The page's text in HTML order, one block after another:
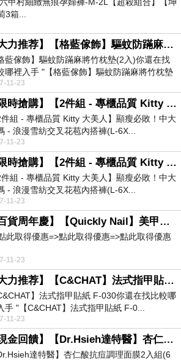
3箱...
【大力推荐】【格藍傢飾】驅蚊防蹣麻將竹枕墊(2入)
藍傢飾】驅蚊防蹣麻將竹枕墊(2入)你還在找
哪裡入手 "【格藍傢飾】驅蚊防蹣麻將竹枕墊
)...
11-23
【限時搶購】【2件組 - 專櫃品質 Kitty 大美人】顯瘦必敗！中大尺碼 - 浪漫雪紡交叉花苞內搭褲(L-6XL)
件組 - 專櫃品質 Kitty 大美人】顯瘦必敗！中大
- 浪漫雪紡交叉花苞內搭褲(L-6X...
11-23
【限時搶購】【2件組 - 專櫃品質 Kitty 大美人】顯瘦必敗！中大尺碼 - 浪漫雪紡交叉花苞內搭褲(L-6XL)
件組 - 專櫃品質 Kitty 大美人】顯瘦必敗！中大
- 浪漫雪紡交叉花苞內搭褲(L-6X...
11-23
【百貨周年慶】【Quickly Nail】美甲指甲貼(Q-010)☆好精彩☆
此取得優惠=>點此取得優惠=>點此取得優惠
11-23
【大力推荐】【C&CHAT】法式指甲貼紙 F-030
】法式指甲貼紙 F-030你還在找比較哪
手 "【C&CHAT】法式指甲貼紙 F-0...
11-23
【現金回饋】【Dr.Hsieh達特醫】杏仁酸抗痘調理面膜2入組(6片-2盒)
達特醫】杏仁酸抗痘調理面膜2入組(6